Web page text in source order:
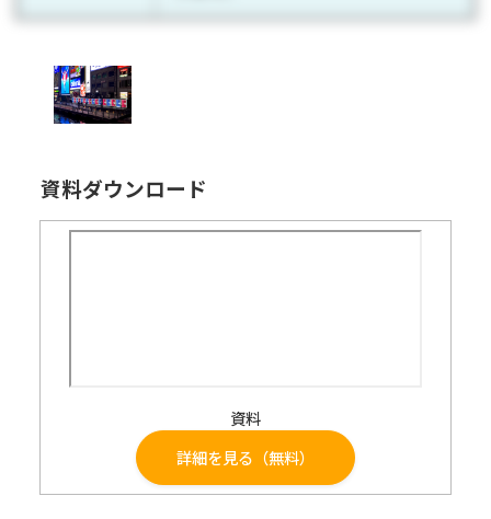
資料ダウンロード
資料
詳細を見る（無料）